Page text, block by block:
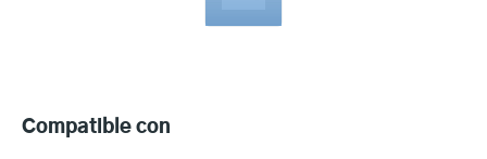
with
Compatible con